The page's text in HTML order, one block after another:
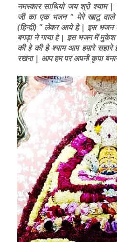
नमस्कार साथियो जय श्री
जी का एक भजन " मेरे खाटू वाले
(हिन्दी) " लेकर आये हे | इस भजन
बगड़ा ने गाया हे | इस भजन में मुकेश
की हे की हे श्याम आप हमारे
रखना | आप हम पर अपनी कृपा